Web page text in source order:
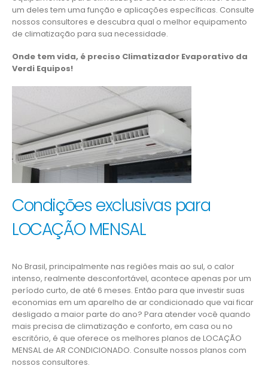
um deles tem uma função e aplicações específicas. Consulte
nossos consultores e descubra qual o melhor equipamento
de climatização para sua necessidade.
Onde tem vida, é preciso Climatizador Evaporativo da
Verdi Equipos!
Condições exclusivas para
LOCAÇÃO MENSAL
No Brasil, principalmente nas regiões mais ao sul, o calor
intenso, realmente desconfortável, acontece apenas por um
período curto, de até 6 meses. Então para que investir suas
economias em um aparelho de ar condicionado que vai ficar
desligado a maior parte do ano? Para atender você quando
mais precisa de climatização e conforto, em casa ou no
escritório, é que oferece os melhores planos de LOCAÇÃO
MENSAL de AR CONDICIONADO. Consulte nossos planos com
nossos consultores.